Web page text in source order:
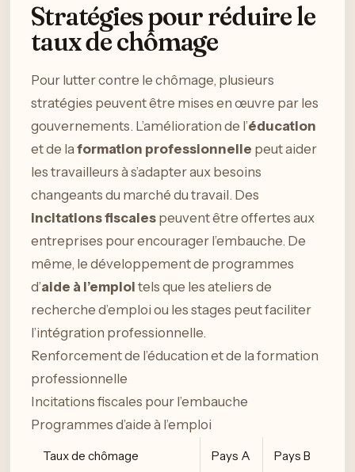
Stratégies pour réduire le
taux de chômage
Pour lutter contre le chômage, plusieurs
stratégies peuvent être mises en œuvre par les
gouvernements. L’amélioration de l’éducation
et de la formation professionnelle peut aider
les travailleurs à s’adapter aux besoins
changeants du marché du travail. Des
incitations fiscales peuvent être offertes aux
entreprises pour encourager l’embauche. De
même, le développement de programmes
d’aide à l’emploi tels que les ateliers de
recherche d’emploi ou les stages peut faciliter
l’intégration professionnelle.
Renforcement de l’éducation et de la formation
professionnelle
Incitations fiscales pour l’embauche
Programmes d’aide à l’emploi
Taux de chômage Pays A Pays B